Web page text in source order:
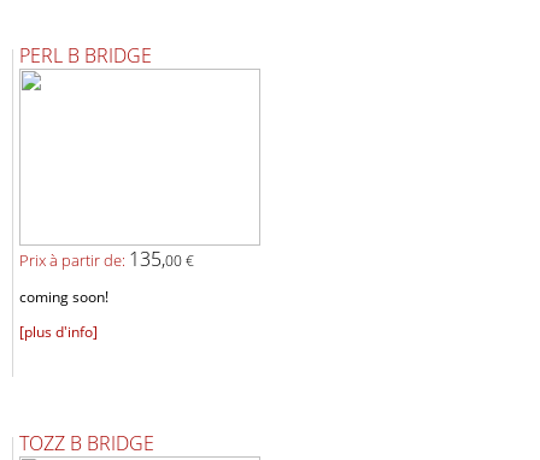
PERL B BRIDGE
Prix ​​à partir de: 135,00 €
coming soon!
[plus d'info]
TOZZ B BRIDGE